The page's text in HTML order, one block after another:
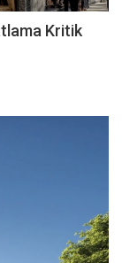
Kritik